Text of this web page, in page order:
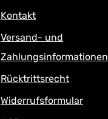
Kontakt
Versand- und
Zahlungsinformationen
Rücktrittsrecht
Widerrufsformular